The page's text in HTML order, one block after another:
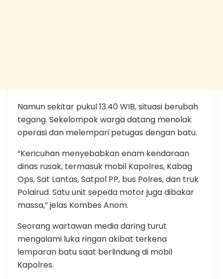
Namun sekitar pukul 13.40 WIB, situasi berubah
tegang. Sekelompok warga datang menolak
operasi dan melempari petugas dengan batu.
“Kericuhan menyebabkan enam kendaraan
dinas rusak, termasuk mobil Kapolres, Kabag
Ops, Sat Lantas, Satpol PP, bus Polres, dan truk
Polairud. Satu unit sepeda motor juga dibakar
massa,” jelas Kombes Anom.
Seorang wartawan media daring turut
mengalami luka ringan akibat terkena
lemparan batu saat berlindung di mobil
Kapolres.